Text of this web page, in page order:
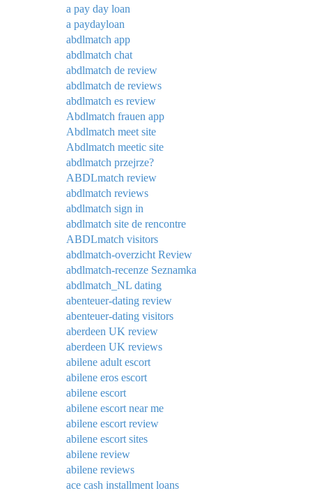
a pay day loan
a paydayloan
abdlmatch app
abdlmatch chat
abdlmatch de review
abdlmatch de reviews
abdlmatch es review
Abdlmatch frauen app
Abdlmatch meet site
Abdlmatch meetic site
abdlmatch przejrze?
ABDLmatch review
abdlmatch reviews
abdlmatch sign in
abdlmatch site de rencontre
ABDLmatch visitors
abdlmatch-overzicht Review
abdlmatch-recenze Seznamka
abdlmatch_NL dating
abenteuer-dating review
abenteuer-dating visitors
aberdeen UK review
aberdeen UK reviews
abilene adult escort
abilene eros escort
abilene escort
abilene escort near me
abilene escort review
abilene escort sites
abilene review
abilene reviews
ace cash installment loans